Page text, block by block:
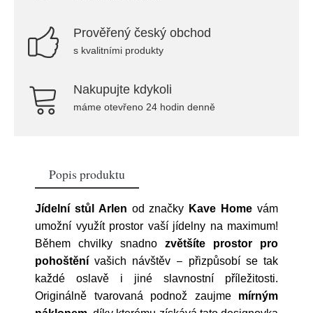
Prověřený český obchod
s kvalitními produkty
Nakupujte kdykoli
máme otevřeno 24 hodin denně
Popis produktu
Jídelní stůl Arlen od značky Kave Home vám
umožní využít prostor vaší jídelny na maximum!
Během chvilky snadno zvětšíte prostor pro
pohoštění vašich návštěv – přizpůsobí se tak
každé oslavě i jiné slavnostní příležitosti.
Originálně tvarovaná podnož zaujme mírným